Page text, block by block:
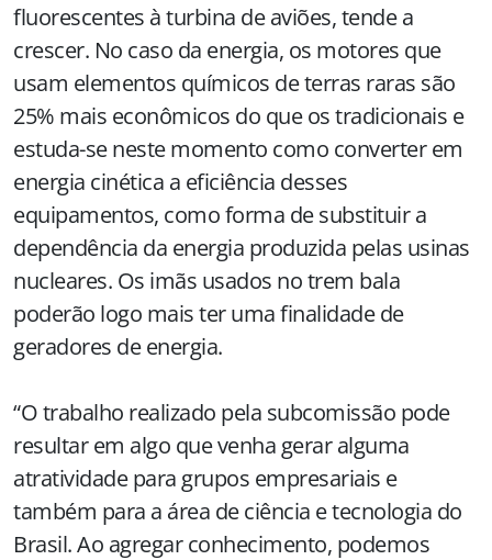
fluorescentes à turbina de aviões, tende a
crescer. No caso da energia, os motores que
usam elementos químicos de terras raras são
25% mais econômicos do que os tradicionais e
estuda-se neste momento como converter em
energia cinética a eficiência desses
equipamentos, como forma de substituir a
dependência da energia produzida pelas usinas
nucleares. Os imãs usados no trem bala
poderão logo mais ter uma finalidade de
geradores de energia.
“O trabalho realizado pela subcomissão pode
resultar em algo que venha gerar alguma
atratividade para grupos empresariais e
também para a área de ciência e tecnologia do
Brasil. Ao agregar conhecimento, podemos